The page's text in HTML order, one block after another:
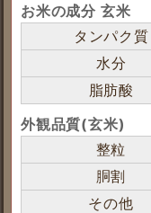
お米の成分 玄米
タンパク質
水分
脂肪酸
外観品質(玄米)
整粒
胴割
その他